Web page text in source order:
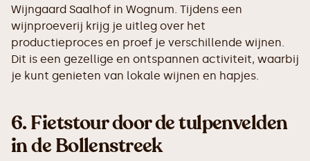
Wijngaard Saalhof in Wognum. Tijdens een
wijnproeverij krijg je uitleg over het
productieproces en proef je verschillende wijnen.
Dit is een gezellige en ontspannen activiteit, waarbij
je kunt genieten van lokale wijnen en hapjes.
6.Fietstour door de tulpenvelden
in de Bollenstreek